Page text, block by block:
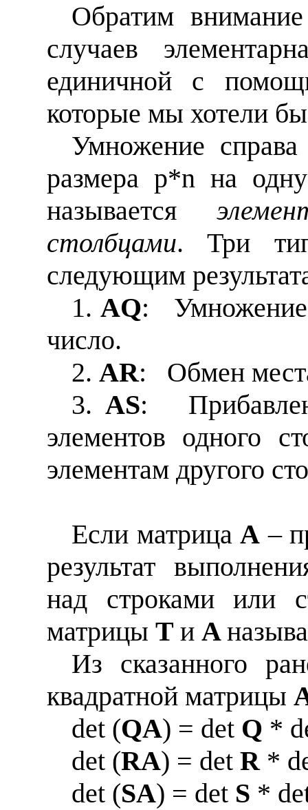
Обратим
случаев
единичной с
которые мы хотели
Умножение
размераp*n на
называется
столбцами. Три
следующим
1. AQ:
Умножение
число.
2. AR:
Обмен
3.AS:
элементов одного
элементам другого
Если матрицаA –
результат
над строками или
матрицы T и A
Из сказанного
квадратной матрицы
det (QA) = det Q *
det (RA) = det R*
det (SA) = det S *